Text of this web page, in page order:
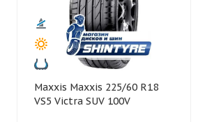
Maxxis Maxxis 225/60 R18
VS5 Victra SUV 100V